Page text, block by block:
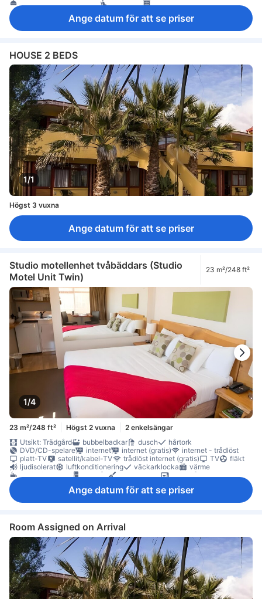
Ange datum för att se priser
HOUSE 2 BEDS
1/1
Högst 3 vuxna
Ange datum för att se priser
Studio motellenhet tvåbäddars (Studio
Motel Unit Twin)
23 m²/248 ft²
1/4
23 m²/248 ft² Högst 2 vuxna
2 enkelsängar
Utsikt: Trädgård
bubbelbadkar dusch
hårtork
DVD/CD-spelare
internet internet (gratis)
internet - trådlöst
platt-TV
satellit/kabel-TV trådlöst internet (gratis) TV
fläkt
ljudisolerat
luftkonditionering väckarklocka
värme
kaffe-/tekokare
kylskåp köksredskap
mikrovågsugn
Rökpolicy - rökfria rum tillgängliga
Ange datum för att se priser
Room Assigned on Arrival